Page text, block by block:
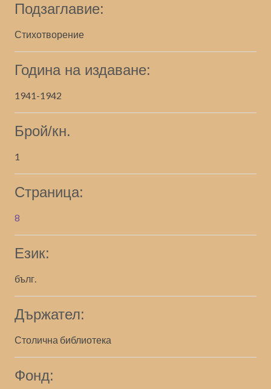
Подзаглавие:
Стихотворение
Година на издаване:
1941-1942
Брой/кн.
1
Страница:
8
Език:
бълг.
Държател:
Столична библиотека
Фонд: